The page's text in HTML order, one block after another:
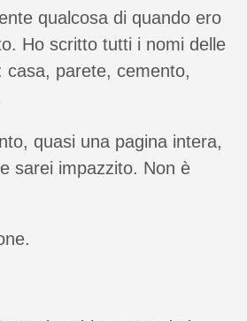
qualcosa di quando ero
Ho scritto tutti i nomi delle
casa, parete, cemento,
quasi una pagina intera,
sarei impazzito. Non è